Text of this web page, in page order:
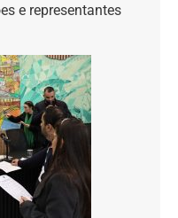
e representantes